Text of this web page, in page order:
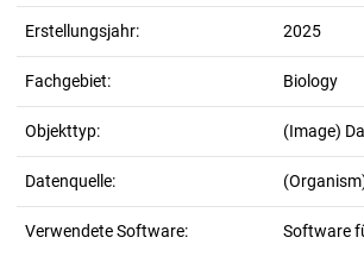
Erstellungsjahr: 2025
Fachgebiet: Biology
Objekttyp: (Image)
Datenquelle:
Verwendete Software: Software